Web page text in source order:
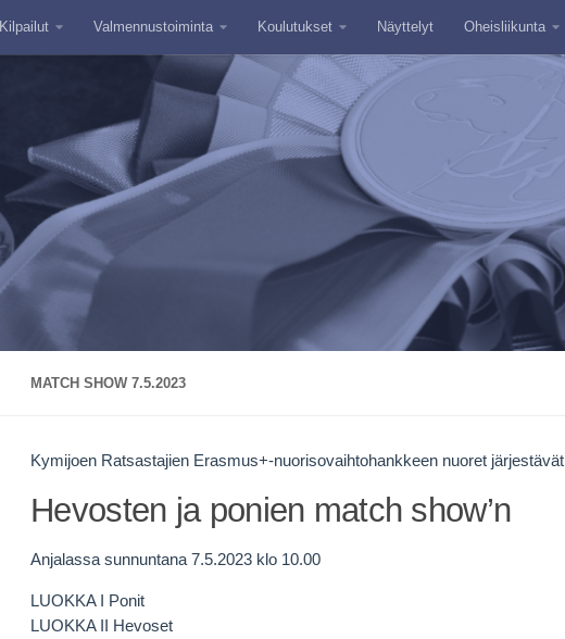
Kilpailut Valmennustoiminta Koulutukset Näyttelyt Oheisliikunta
MATCH SHOW 7.5.2023
Kymijoen Ratsastajien Erasmus+-nuorisovaihtohankkeen nuoret järjestävät
Hevosten ja ponien match show’n
Anjalassa sunnuntana 7.5.2023 klo 10.00
LUOKKA I Ponit
LUOKKA II Hevoset